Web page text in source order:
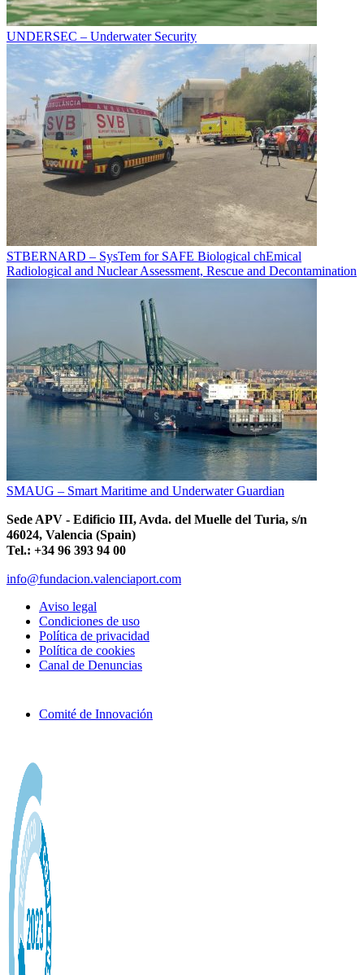
UNDERSEC – Underwater Security
STBERNARD – SysTem for SAFE Biological chEmical
Radiological and Nuclear Assessment, Rescue and Decontamination
SMAUG – Smart Maritime and Underwater Guardian
Sede APV - Edificio III, Avda. del Muelle del Turia, s/n
46024, Valencia (Spain)
Tel.: +34 96 393 94 00
info@fundacion.valenciaport.com
Aviso legal
Condiciones de uso
Política de privacidad
Política de cookies
Canal de Denuncias
Comité de Innovación